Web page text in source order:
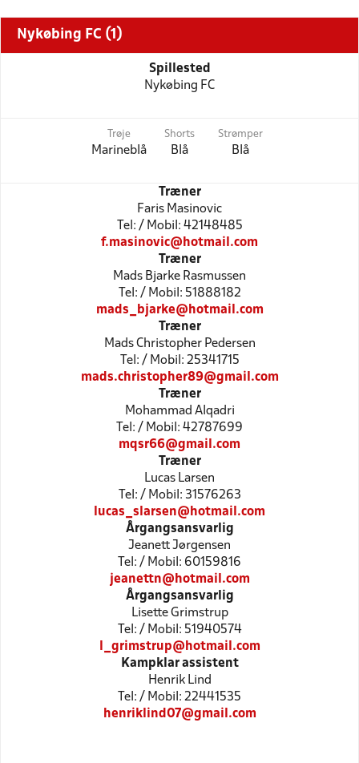
Nykøbing FC (1)
Spillested
Nykøbing FC
Trøje
Marineblå
Shorts
Blå
Strømper
Blå
Træner
Faris Masinovic
Tel: / Mobil: 42148485
f.masinovic@hotmail.com
Træner
Mads Bjarke Rasmussen
Tel: / Mobil: 51888182
mads_bjarke@hotmail.com
Træner
Mads Christopher Pedersen
Tel: / Mobil: 25341715
mads.christopher89@gmail.com
Træner
Mohammad Alqadri
Tel: / Mobil: 42787699
mqsr66@gmail.com
Træner
Lucas Larsen
Tel: / Mobil: 31576263
lucas_slarsen@hotmail.com
Årgangsansvarlig
Jeanett Jørgensen
Tel: / Mobil: 60159816
jeanettn@hotmail.com
Årgangsansvarlig
Lisette Grimstrup
Tel: / Mobil: 51940574
l_grimstrup@hotmail.com
Kampklar assistent
Henrik Lind
Tel: / Mobil: 22441535
henriklind07@gmail.com